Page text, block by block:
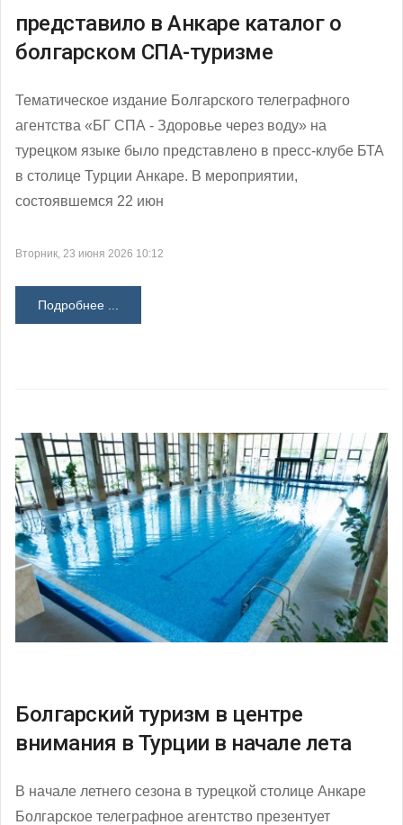
представило в Анкаре каталог о
болгарском СПА-туризме
Тематическое издание Болгарского телеграфного
агентства «БГ СПА - Здоровье через воду» на
турецком языке было представлено в пресс-клубе БТА
в столице Турции Анкаре. В мероприятии,
состоявшемся 22 июн
Вторник, 23 июня 2026 10:12
Подробнее ...
Болгарский туризм в центре
внимания в Турции в начале лета
В начале летнего сезона в турецкой столице Анкаре
Болгарское телеграфное агентство презентует